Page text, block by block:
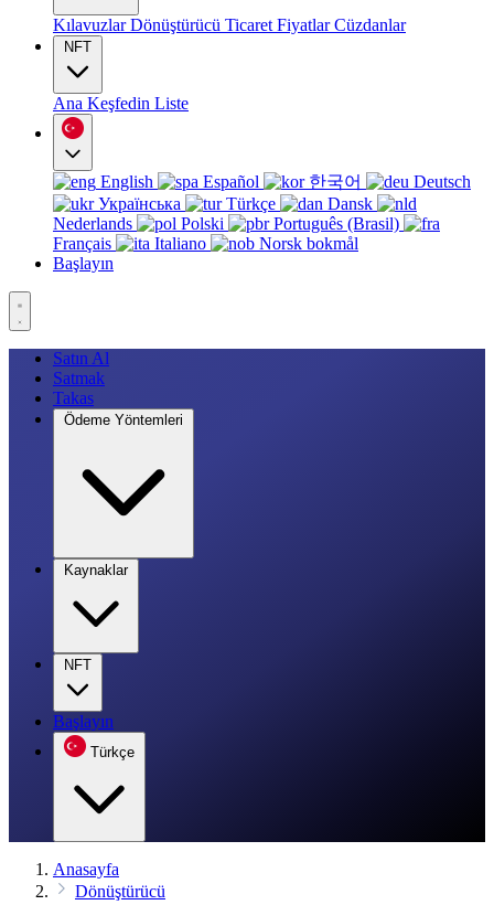
KılavuzlarDönüştürücü Ticaret FiyatlarCüzdanlar
NFT
Ana Keşfedin Liste
English Español 한국어
Deutsch
Українська
Türkçe
Dansk
Nederlands
Polski
Português (Brasil)
Français
Italiano
Norsk bokmål
Başlayın
Satın Al
Satmak
Takas
Ödeme Yöntemleri
Kaynaklar
NFT
Başlayın
Türkçe
Anasayfa
Dönüştürücü